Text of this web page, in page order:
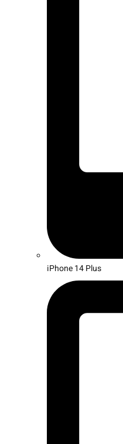
iPhone 14 Plus